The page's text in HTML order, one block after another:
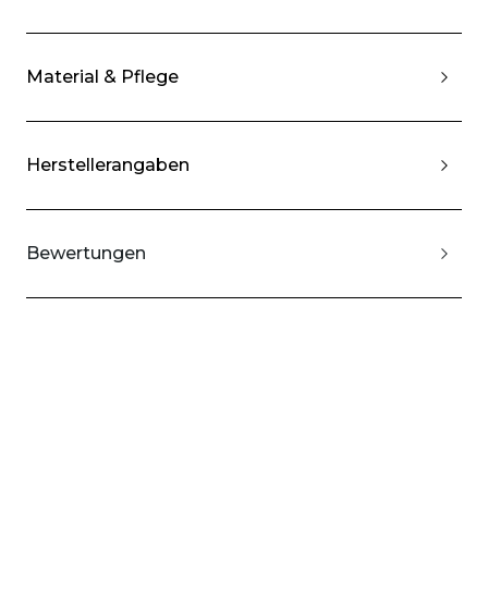
Material & Pflege
Herstellerangaben
Bewertungen